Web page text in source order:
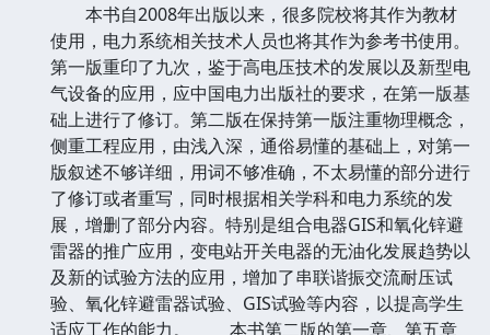
本书自2008年出版以来，很多院校将其作为教材
使用，电力系统相关技术人员也将其作为参考书使用。
第一版重印了九次，鉴于高电压技术的发展以及新型电
气设备的应用，应中国电力出版社的要求，在第一版基
础上进行了修订。第二版在保持第一版注重物理概念，
侧重工程应用，由浅入深，通俗易懂的基础上，对第一
版叙述不够详细，用词不够准确，不太易懂的部分进行
了修订或者重写，同时根据相关学科和电力系统的发
展，增删了部分内容。特别是组合电器GIS和氧化锌避
雷器的推广应用，变电站开关电器的无油化发展趋势以
及新的试验方法的应用，增加了串联谐振交流耐压试
验、氧化锌避雷器试验、GIS试验等内容，以提高学生
适应工作的能力。 本书第二版的第一章、第五章